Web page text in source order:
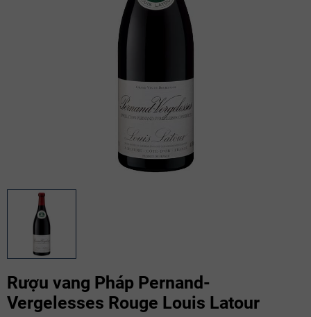
Rượu vang Pháp Pernand-
Vergelesses Rouge Louis Latour